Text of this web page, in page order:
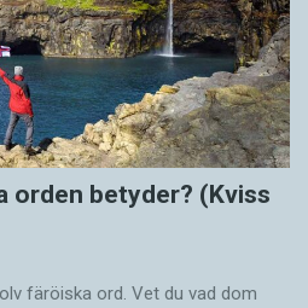
orden betyder? (Kviss
färöiska ord. Vet du vad dom